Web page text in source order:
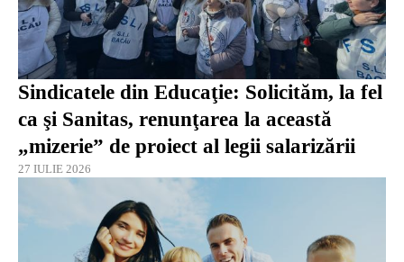
Sindicatele din Educaţie: Solicităm, la fel
ca şi Sanitas, renunţarea la această
„mizerie” de proiect al legii salarizării
27 IULIE 2026